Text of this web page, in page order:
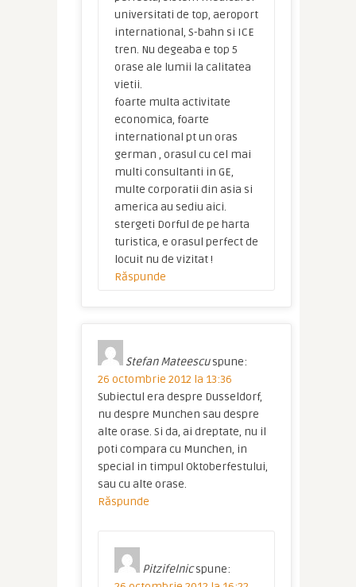
universitati de top, aeroport
international, S-bahn si ICE
tren. Nu degeaba e top 5
orase ale lumii la calitatea
vietii.
foarte multa activitate
economica, foarte
international pt un oras
german , orasul cu cel mai
multi consultanti in GE,
multe corporatii din asia si
america au sediu aici.
stergeti Dorful de pe harta
turistica, e orasul perfect de
locuit nu de vizitat !
Răspunde
Stefan Mateescu spune:
26 octombrie 2012 la 13:36
Subiectul era despre Dusseldorf,
nu despre Munchen sau despre
alte orase. Si da, ai dreptate, nu il
poti compara cu Munchen, in
special in timpul Oktoberfestului,
sau cu alte orase.
Răspunde
Pitzifelnic spune: